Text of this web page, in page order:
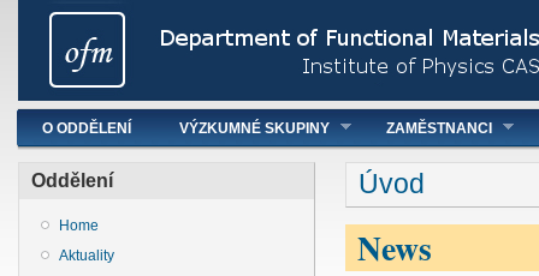
Hlavní menu
O ODDĚLENÍ VÝZKUMNÉ SKUPINY ZAMĚSTNANCI
Oddělení
Home
Aktuality
You are here
Úvod
News